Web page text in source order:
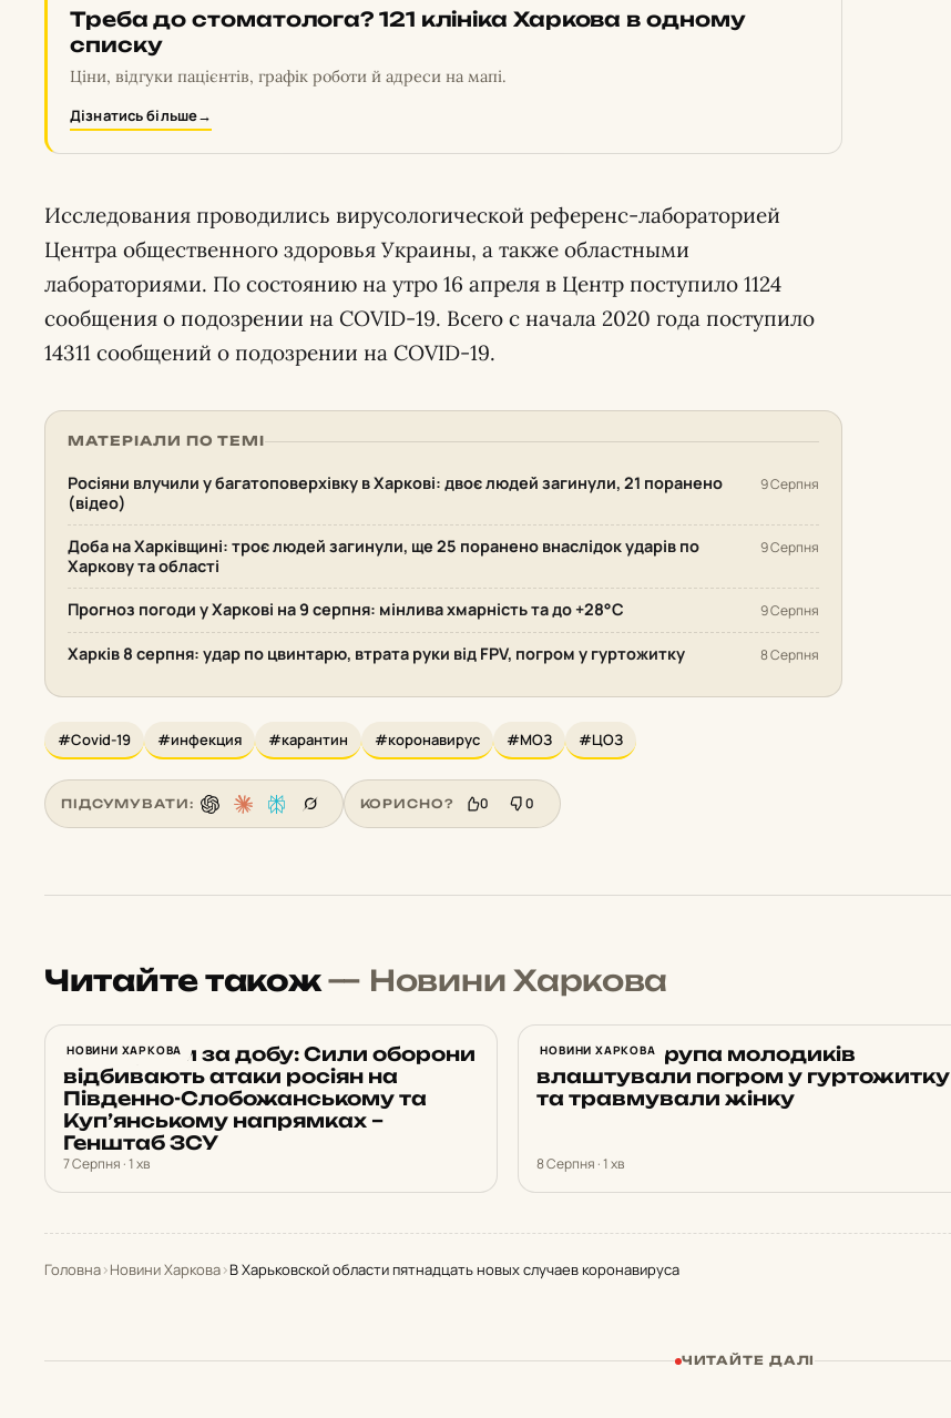
Треба до стоматолога? 121 клініка Харкова в одному
списку
Ціни, відгуки пацієнтів, графік роботи й адреси на мапі.
Дізнатись більше→
Исследования проводились вирусологической референс-лабораторией
Центра общественного здоровья Украины, а также областными
лабораториями. По состоянию на утро 16 апреля в Центр поступило 1124
сообщения о подозрении на COVID-19. Всего с начала 2020 года поступило
14311 сообщений о подозрении на COVID-19.
МАТЕРІАЛИ ПО ТЕМІ
Росіяни влучили у багатоповерхівку в Харкові: двоє людей загинули, 21 поранено
(відео)
9 Серпня
Доба на Харківщині: троє людей загинули, ще 25 поранено внаслідок ударів по
Харкову та області
9 Серпня
Прогноз погоди у Харкові на 9 серпня: мінлива хмарність та до +28°С 9 Серпня
Харків 8 серпня: удар по цвинтарю, втрата руки від FPV, погром у гуртожитку 8 Серпня
#Covid-19 #инфекция #карантин #коронавирус #МОЗ #ЦОЗ
ПІДСУМУВАТИ: КОРИСНО? 0 0
Читайте також— Новини Харкова
НОВИНИ ХАРКОВА
22 штурми за добу: Сили оборони
відбивають атаки росіян на
Південно-Слобожанському та
Куп’янському напрямках –
Генштаб ЗСУ
7 Серпня · 1 хв
НОВИНИ ХАРКОВА
У Харкові група молодиків
влаштували погром у гуртожитку
та травмували жінку
8 Серпня · 1 хв
Головна›Новини Харкова›В Харьковской области пятнадцать новых случаев коронавируса
ЧИТАЙТЕ ДАЛІ